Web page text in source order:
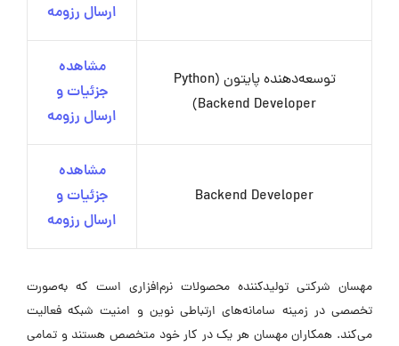
ارسال رزومه
توسعه‌دهنده پایتون (Python
‌Backend Developer)
مشاهده
جزئیات و
ارسال رزومه
Backend Developer
مشاهده
جزئیات و
ارسال رزومه
مهسان شرکتی تولیدکننده محصولات نرم‌افزاری است که به‌صورت
تخصصی در زمینه سامانه‌های ارتباطی نوین و امنیت شبکه فعالیت
می‌کند. همکاران مهسان هر یک در کار خود متخصص هستند و تمامی